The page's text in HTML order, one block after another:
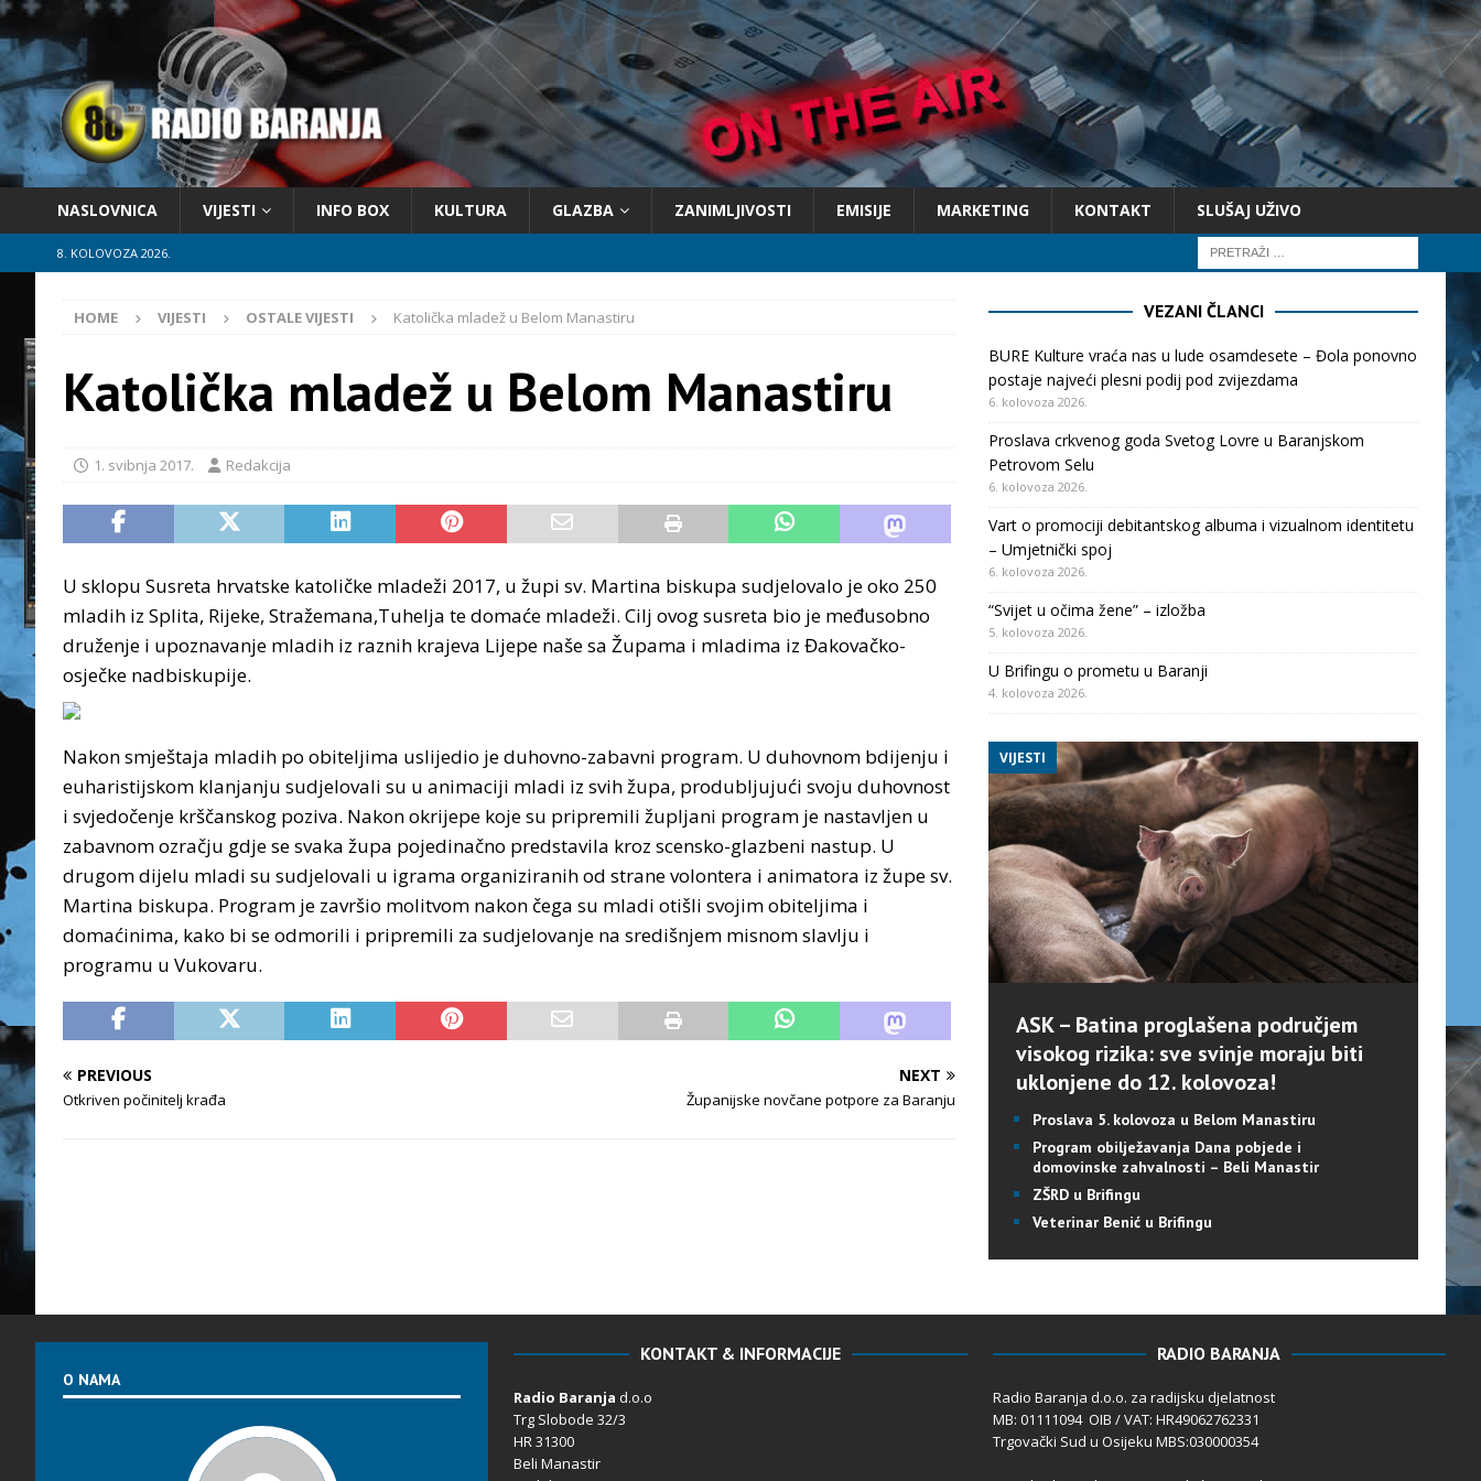
NASLOVNICA VIJESTI INFO BOX KULTURA GLAZBA ZANIMLJIVOSTI EMISIJE MARKETING KONTAKT SLUŠAJ UŽIVO
8. KOLOVOZA 2026.
HOME VIJESTI OSTALE VIJESTI Katolička mladež u Belom Manastiru
Katolička mladež u Belom Manastiru
1. svibnja 2017. Redakcija
U sklopu Susreta hrvatske katoličke mladeži 2017, u župi sv. Martina biskupa sudjelovalo je oko 250
mladih iz Splita, Rijeke, Stražemana,Tuhelja te domaće mladeži. Cilj ovog susreta bio je međusobno
druženje i upoznavanje mladih iz raznih krajeva Lijepe naše sa Župama i mladima iz Đakovačko-
osječke nadbiskupije.
Nakon smještaja mladih po obiteljima uslijedio je duhovno-zabavni program. U duhovnom bdijenju i
euharistijskom klanjanju sudjelovali su u animaciji mladi iz svih župa, produbljujući svoju duhovnost
i svjedočenje krščanskog poziva. Nakon okrijepe koje su pripremili župljani program je nastavljen u
zabavnom ozračju gdje se svaka župa pojedinačno predstavila kroz scensko-glazbeni nastup. U
drugom dijelu mladi su sudjelovali u igrama organiziranih od strane volontera i animatora iz župe sv.
Martina biskupa. Program je završio molitvom nakon čega su mladi otišli svojim obiteljima i
domaćinima, kako bi se odmorili i pripremili za sudjelovanje na središnjem misnom slavlju i
programu u Vukovaru.
PREVIOUS
Otkriven počinitelj krađa
NEXT
Županijske novčane potpore za Baranju
VEZANI ČLANCI
BURE Kulture vraća nas u lude osamdesete – Đola ponovno
postaje najveći plesni podij pod zvijezdama
6. kolovoza 2026.
Proslava crkvenog goda Svetog Lovre u Baranjskom
Petrovom Selu
6. kolovoza 2026.
Vart o promociji debitantskog albuma i vizualnom identitetu
– Umjetnički spoj
6. kolovoza 2026.
“Svijet u očima žene” – izložba
5. kolovoza 2026.
U Brifingu o prometu u Baranji
4. kolovoza 2026.
VIJESTI
ASK – Batina proglašena područjem
visokog rizika: sve svinje moraju biti
uklonjene do 12. kolovoza!
Proslava 5. kolovoza u Belom Manastiru
Program obilježavanja Dana pobjede i
domovinske zahvalnosti – Beli Manastir
ZŠRD u Brifingu
Veterinar Benić u Brifingu
O NAMA
KONTAKT & INFORMACIJE
Radio Baranja d.o.o
Trg Slobode 32/3
HR 31300
Beli Manastir
RADIO BARANJA
Radio Baranja d.o.o. za radijsku djelatnost
MB: 01111094 OIB / VAT: HR49062762331
Trgovački Sud u Osijeku MBS:030000354